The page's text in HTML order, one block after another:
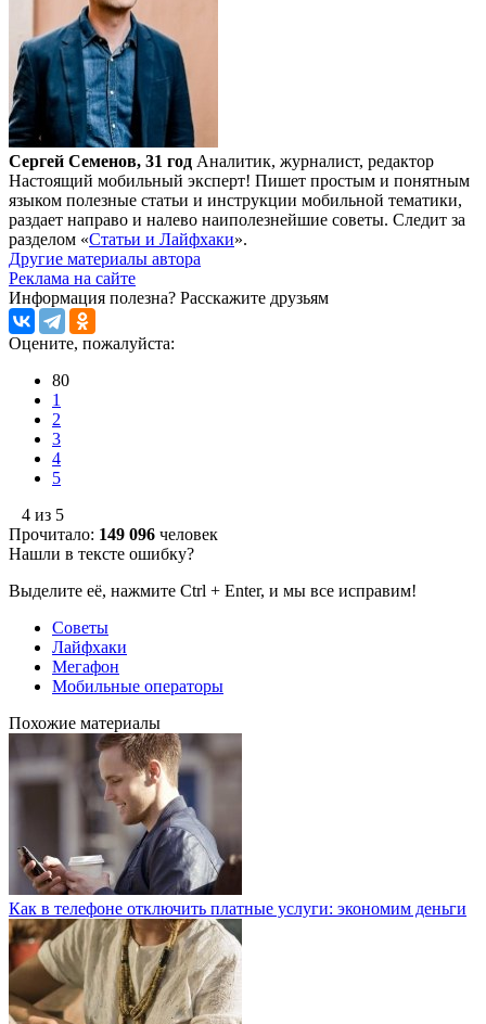
Сергей Семенов, 31 год Аналитик, журналист, редактор
Настоящий мобильный эксперт! Пишет простым и понятным
языком полезные статьи и инструкции мобильной тематики,
раздает направо и налево наиполезнейшие советы. Следит за
разделом «Статьи и Лайфхаки».
Другие материалы автора
Реклама на сайте
Информация полезна? Расскажите друзьям
Оцените, пожалуйста:
80
1
2
3
4
5
4 из 5
Прочитало: 149 096 человек
Нашли в тексте ошибку?
Выделите её, нажмите Ctrl + Enter, и мы все исправим!
Советы
Лайфхаки
Мегафон
Мобильные операторы
Похожие материалы
Как в телефоне отключить платные услуги: экономим деньги